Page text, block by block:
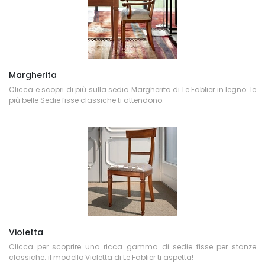
Margherita
Clicca e scopri di più sulla sedia Margherita di Le Fablier in legno: le
più belle Sedie fisse classiche ti attendono.
Violetta
Clicca per scoprire una ricca gamma di sedie fisse per stanze
classiche: il modello Violetta di Le Fablier ti aspetta!